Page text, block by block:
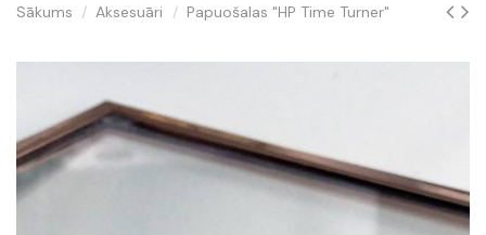
Sākums Aksesuāri Papuošalas "HP Time Turner"